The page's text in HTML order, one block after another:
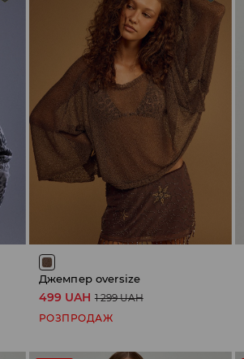
Джемпер oversize
499 UAH 1 299 UAH
РОЗПРОДАЖ